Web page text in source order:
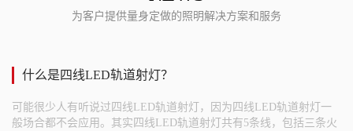
为客户提供量身定做的照明解决方案和服务
什么是四线LED轨道射灯？
可能很少人有听说过四线LED轨道射灯，因为四线LED轨道射灯一
般场合都不会应用。其实四线LED轨道射灯共有5条线，包括三条火